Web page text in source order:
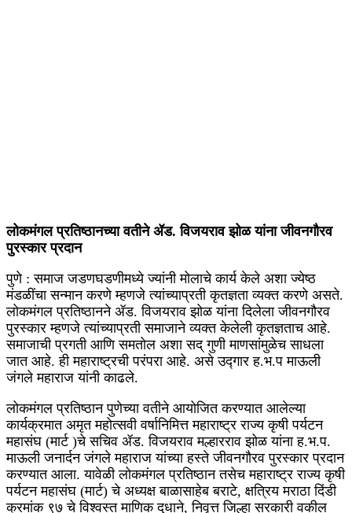
लोकमंगल प्रतिष्ठानच्या वतीने ॲड. विजयराव झोळ यांना जीवनगौरव
पुरस्कार प्रदान
पुणे : समाज जडणघडणीमध्ये ज्यांनी मोलाचे कार्य केले अशा ज्येष्ठ
मंडळींचा सन्मान करणे म्हणजे त्यांच्याप्रती कृतज्ञता व्यक्त करणे असते.
लोकमंगल प्रतिष्ठानने ॲड. विजयराव झोळ यांना दिलेला जीवनगौरव
पुरस्कार म्हणजे त्यांच्याप्रती समाजाने व्यक्त केलेली कृतज्ञताच आहे.
समाजाची प्रगती आणि समतोल अशा सद् गुणी माणसांमुळेच साधला
जात आहे. ही महाराष्ट्रची परंपरा आहे. असे उद्गार ह.भ.प माऊली
जंगले महाराज यांनी काढले.
लोकमंगल प्रतिष्ठान पुणेच्या वतीने आयोजित करण्यात आलेल्या
कार्यक्रमात अमृत महोत्सवी वर्षानिमित्त महाराष्ट्र राज्य कृषी पर्यटन
महासंघ (मार्ट )चे सचिव ॲड. विजयराव मल्हारराव झोळ यांना ह.भ.प.
माऊली जनार्दन जंगले महाराज यांच्या हस्ते जीवनगौरव पुरस्कार प्रदान
करण्यात आला. यावेळी लोकमंगल प्रतिष्ठान तसेच महाराष्ट्र राज्य कृषी
पर्यटन महासंघ (मार्ट) चे अध्यक्ष बाळासाहेब बराटे, क्षत्रिय मराठा दिंडी
क्रमांक ९७ चे विश्वस्त माणिक दुधाने, निवृत्त जिल्हा सरकारी वकील